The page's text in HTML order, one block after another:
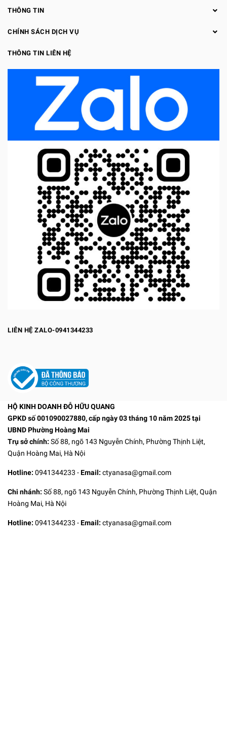
THÔNG TIN
CHÍNH SÁCH DỊCH VỤ
THÔNG TIN LIÊN HỆ
LIÊN HỆ ZALO-0941344233
HỘ KINH DOANH ĐỖ HỮU QUANG
GPKD số 001090027880, cấp ngày 03 tháng 10 năm 2025 tại
UBND Phường Hoàng Mai
Trụ sở chính: Số 88, ngõ 143 Nguyễn Chính, Phường Thịnh Liệt,
Quận Hoàng Mai, Hà Nội
Hotline: 0941344233 -Email: ctyanasa@gmail.com
Chi nhánh: Số 88, ngõ 143 Nguyễn Chính, Phường Thịnh Liệt, Quận
Hoàng Mai, Hà Nội
Hotline: 0941344233 -Email: ctyanasa@gmail.com